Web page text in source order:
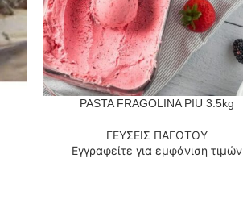
ΔΙΑΒΆΣΤΕ ΠΕΡΙΣΣΌΤΕΡΑ
PASTA FRAGOLINA PIU 3.5kg
ΓΕΥΣΕΙΣ ΠΑΓΩΤΟΥ
Εγγραφείτε για εμφάνιση τιμών